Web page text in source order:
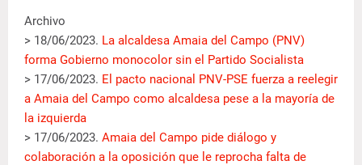
Archivo
> 18/06/2023. La alcaldesa Amaia del Campo (PNV)
forma Gobierno monocolor sin el Partido Socialista
> 17/06/2023. El pacto nacional PNV-PSE fuerza a reelegir
a Amaia del Campo como alcaldesa pese a la mayoría de
la izquierda
> 17/06/2023. Amaia del Campo pide diálogo y
colaboración a la oposición que le reprocha falta de